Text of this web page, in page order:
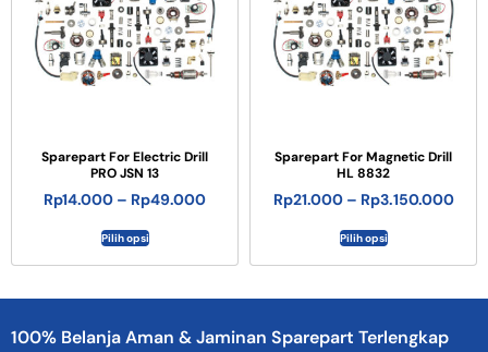
Sparepart For Electric Drill
PRO JSN 13
Rp14.000 – Rp49.000
Pilih opsi
Sparepart For Magnetic Drill
HL 8832
Rp21.000 – Rp3.150.000
Pilih opsi
100% Belanja Aman & Jaminan Sparepart Terlengkap